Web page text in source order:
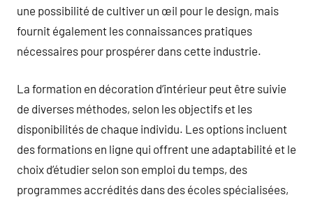
une possibilité de cultiver un œil pour le design, mais
fournit également les connaissances pratiques
nécessaires pour prospérer dans cette industrie.
La formation en décoration d’intérieur peut être suivie
de diverses méthodes, selon les objectifs et les
disponibilités de chaque individu. Les options incluent
des formations en ligne qui offrent une adaptabilité et le
choix d’étudier selon son emploi du temps, des
programmes accrédités dans des écoles spécialisées,